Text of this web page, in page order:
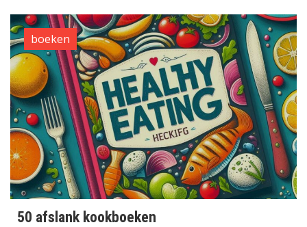
boeken
50 afslank kookboeken